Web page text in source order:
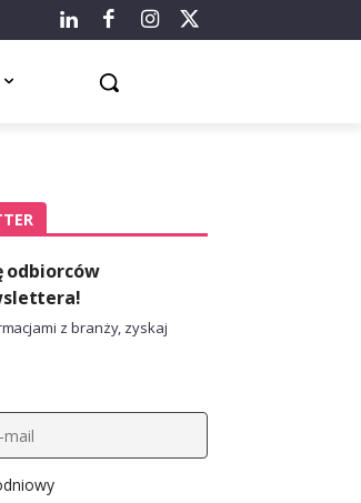
odbiorców
z branży, zyskaj